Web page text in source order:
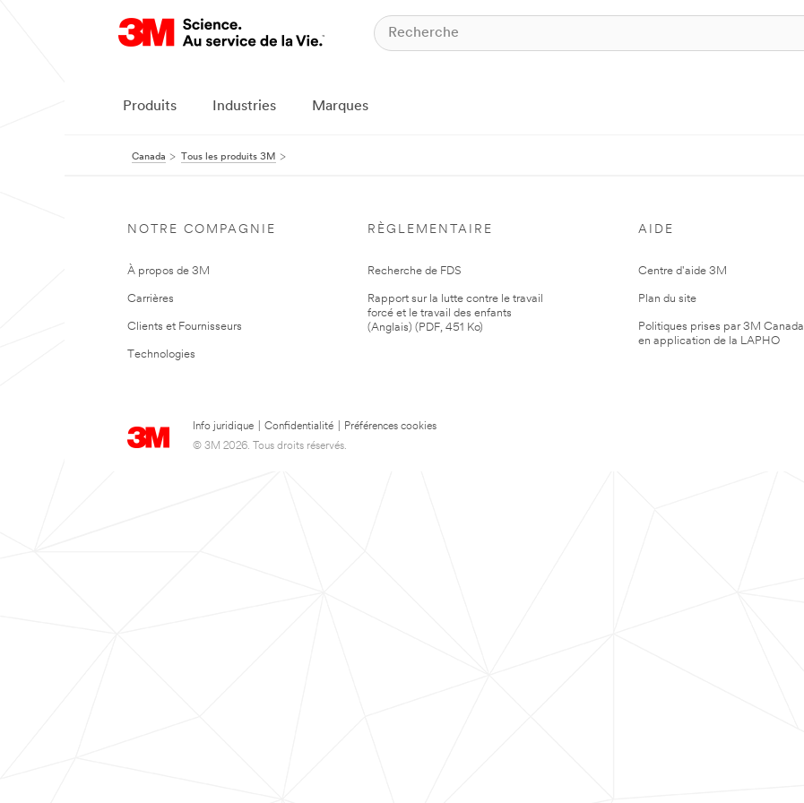
Produits Industries Marques
Canada Tous les produits 3M
NOTRE COMPAGNIE
À propos de 3M
Carrières
Clients et Fournisseurs
Technologies
RÈGLEMENTAIRE
Recherche de FDS
Rapport sur la lutte contre le travail
forcé et le travail des enfants
(Anglais) (PDF, 451 Ko)
AIDE
Centre d'aide 3M
Plan du site
Politiques prises par 3M Canada
en application de la LAPHO
Info juridique Confidentialité
Préférences cookies
© 3M 2026. Tous droits réservés.